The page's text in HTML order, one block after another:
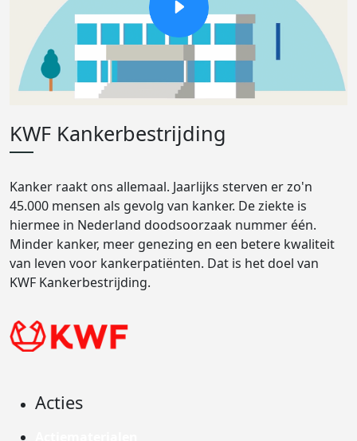
KWF Kankerbestrijding
Kanker raakt ons allemaal. Jaarlijks sterven er zo'n
45.000 mensen als gevolg van kanker. De ziekte is
hiermee in Nederland doodsoorzaak nummer één.
Minder kanker, meer genezing en een betere kwaliteit
van leven voor kankerpatiënten. Dat is het doel van
KWF Kankerbestrijding.
Acties